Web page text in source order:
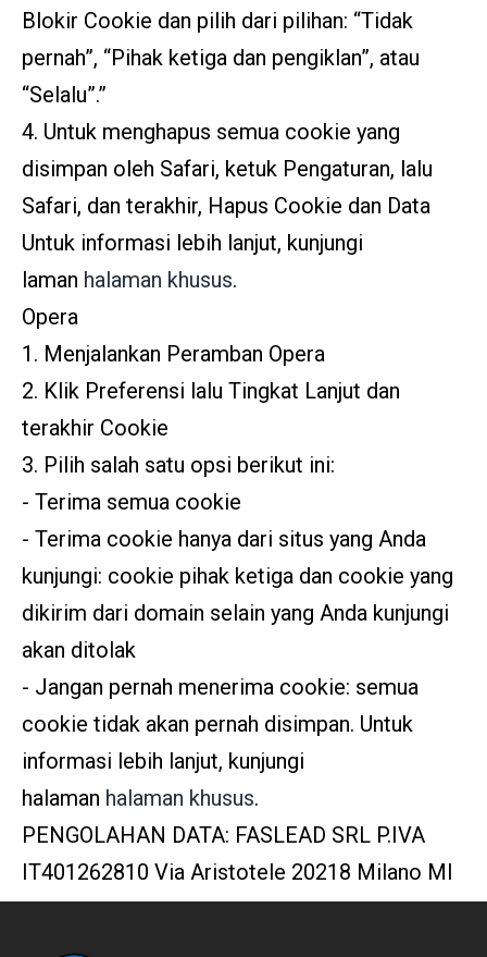
Blokir Cookie dan pilih dari pilihan: “Tidak
pernah”, “Pihak ketiga dan pengiklan”, atau
“Selalu”.”
4. Untuk menghapus semua cookie yang
disimpan oleh Safari, ketuk Pengaturan, lalu
Safari, dan terakhir, Hapus Cookie dan Data
Untuk informasi lebih lanjut, kunjungi
laman halaman khusus.
Opera
1. Menjalankan Peramban Opera
2. Klik Preferensi lalu Tingkat Lanjut dan
terakhir Cookie
3. Pilih salah satu opsi berikut ini:
- Terima semua cookie
- Terima cookie hanya dari situs yang Anda
kunjungi: cookie pihak ketiga dan cookie yang
dikirim dari domain selain yang Anda kunjungi
akan ditolak
- Jangan pernah menerima cookie: semua
cookie tidak akan pernah disimpan. Untuk
informasi lebih lanjut, kunjungi
halaman halaman khusus.
PENGOLAHAN DATA: FASLEAD SRL P.IVA
IT401262810 Via Aristotele 20218 Milano MI